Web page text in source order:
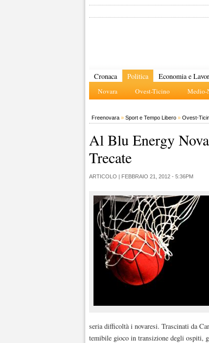
Cronaca Politica
Novara Ovest-Ticino Medio-
Economia e
Freenovara » Sport e Tempo Libero » Ovest-
Al Blu Energy
Trecate
ARTICOLO | FEBBRAIO 21, 2012 - 5:36PM
seria difficoltà i novaresi. Trascinati da
temibile gioco in transizione degli ospiti,